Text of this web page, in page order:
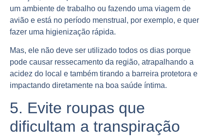
um ambiente de trabalho ou fazendo uma viagem de
avião e está no período menstrual, por exemplo, e quer
fazer uma higienização rápida.
Mas, ele não deve ser utilizado todos os dias porque
pode causar ressecamento da região, atrapalhando a
acidez do local e também tirando a barreira protetora e
impactando diretamente na boa saúde íntima.
5. Evite roupas que
dificultam a transpiração